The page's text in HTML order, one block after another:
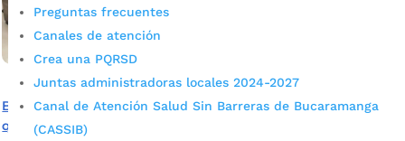
Preguntas frecuentes
Canales de atención
Crea una PQRSD
Juntas administradoras locales 2024-2027
Canal de Atención Salud Sin Barreras de Bucaramanga
(CASSIB)
Bucaramanga no registró homicidios ni personas
quemadas en Navidad y Año Nuevo